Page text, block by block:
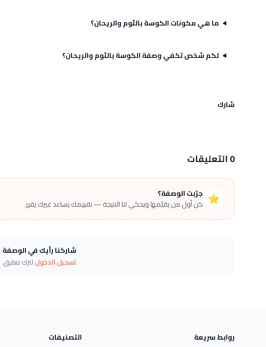
ما هي مكونات الكوسة بالثوم والريحان؟
لكم شخص تكفي وصفة الكوسة بالثوم والريحان؟
شارك
0 التعليقات
⭐ جرّبت الوصفة؟
كن أول من يقيّمها ويحكي لنا النتيجة — تقييمك يساعد غيرك يقرر.
شاركنا رأيك في الوصفة
تسجيل الدخوللترك تعليق.
روابط سريعة التصنيفات